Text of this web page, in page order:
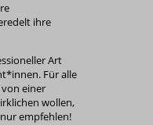
ihre
Art
Für alle
einer
wollen,
empfehlen!